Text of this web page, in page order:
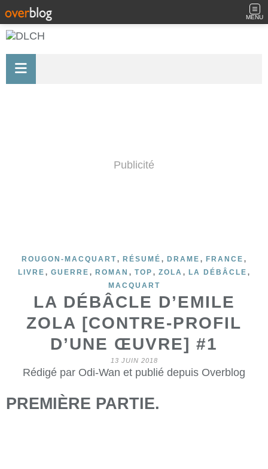
MENU
Publicité
ROUGON-MACQUART, RÉSUMÉ , DRAME , FRANCE ,
LIVRE , GUERRE , ROMAN , TOP , ZOLA , LA DÉBÂCLE ,
MACQUART
LA DÉBÂCLE D’EMILE
ZOLA [CONTRE-PROFIL
D’UNE ŒUVRE] #1
13 JUIN 2018
Rédigé par Odi-Wan et publié depuis Overblog
PREMIÈRE PARTIE.